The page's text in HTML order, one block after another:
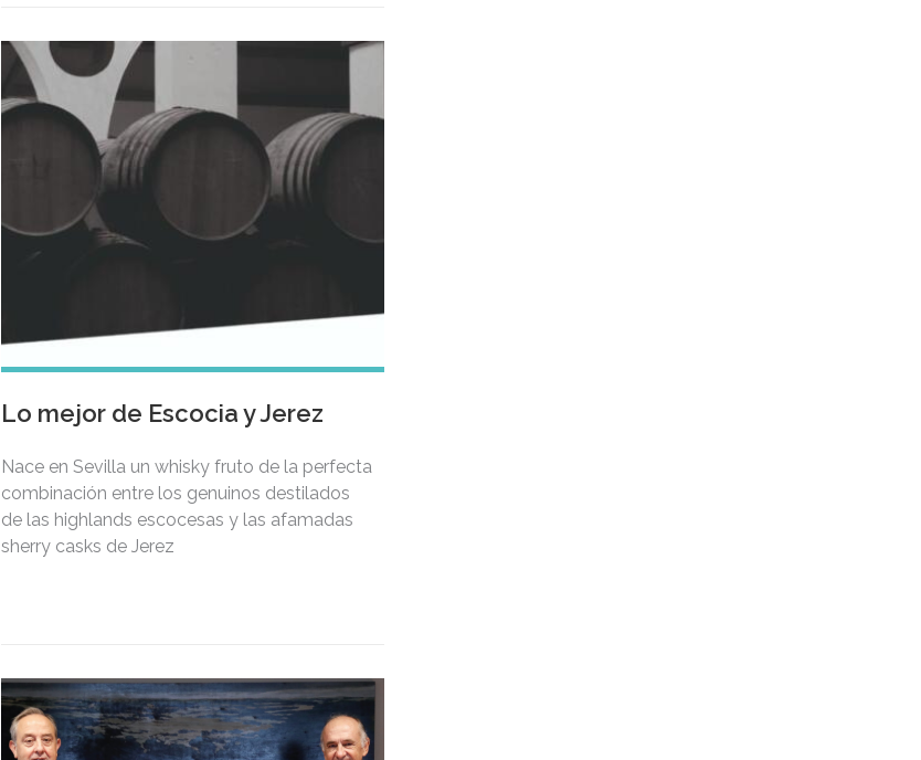
Lo mejor de Escocia y Jerez
Nace en Sevilla un whisky fruto de la perfecta
combinación entre los genuinos destilados
de las highlands escocesas y las afamadas
sherry casks de Jerez